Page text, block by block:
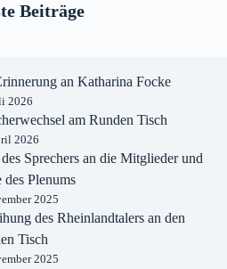
Beiträge
an Katharina Focke
2026
am Runden Tisch
2026
Sprechers an die Mitglieder und
des Plenums
2025
des Rheinlandtalers an den
Tisch
2025